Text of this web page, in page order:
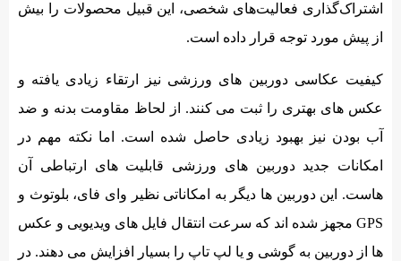
اشتراک‌گذاری فعالیت‌های شخصی، این قبیل محصولات را بیش
از پیش مورد توجه قرار داده است.
کیفیت عکاسی دوربین های ورزشی نیز ارتقاء زیادی یافته و
عکس های بهتری را ثبت می کنند. از لحاظ مقاومت بدنه و ضد
آب بودن نیز بهبود زیادی حاصل شده است. اما نکته مهم در
امکانات جدید دوربین های ورزشی قابلیت های ارتباطی آن
هاست. این دوربین ها دیگر به امکاناتی نظیر وای فای، بلوتوث و
GPS مجهز شده اند که سرعت انتقال فایل های ویدیویی و عکس
ها از دوربین به گوشی و یا لپ تاپ را بسیار افزایش می دهند. در